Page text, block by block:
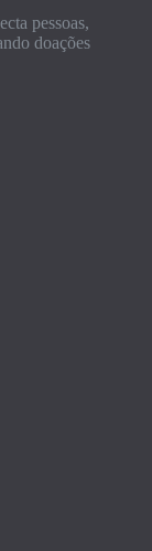
pessoas,
doações